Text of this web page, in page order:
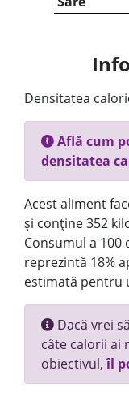
Densitatea
Află cum
densitatea
Acest aliment
și conține 352
Consumul a 100
reprezintă 18%
estimată pentru
Dacă vrei
câte calorii ai
obiectivul,îl